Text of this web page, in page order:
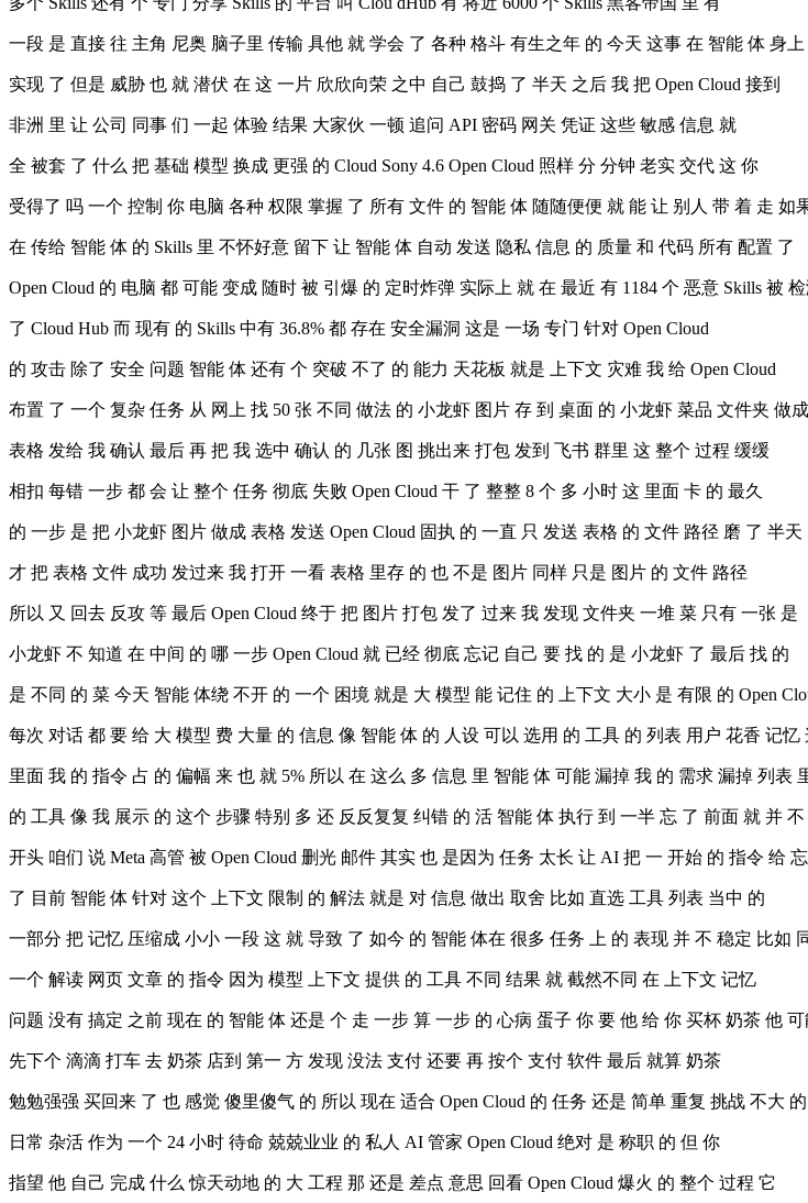
一段 是 直接 往 主角 尼奥 脑子里 传输 具他 就 学会 了 各种 格斗 有生之年 的 今天 这事 在 智能 体 身
实现 了 但是 威胁 也 就 潜伏 在 这 一片 欣欣向荣 之中 自己 鼓捣 了 半天 之后 我 把 Open Cloud 接到
非洲 里 让 公司 同事 们 一起 体验 结果 大家伙 一顿 追问 API 密码 网关 凭证 这些 敏感 信息 就
全 被套 了 什么 把 基础 模型 换成 更强 的 Cloud Sony 4.6 Open Cloud 照样 分 分钟 老实 交代 这 你
受得了 吗 一个 控制 你 电脑 各种 权限 掌握 了 所有 文件 的 智能 体 随随便便 就 能 让 别人 带 着 走 如
在 传给 智能 体 的 Skills 里 不怀好意 留下 让 智能 体 自动 发送 隐私 信息 的 质量 和 代码 所有 配置 了
Open Cloud 的 电脑 都 可能 变成 随时 被 引爆 的 定时炸弹 实际上 就 在 最近 有 1184 个 恶意 Skills 被
了 Cloud Hub 而 现有 的 Skills 中有 36.8% 都 存在 安全漏洞 这是 一场 专门 针对 Open Cloud
的 攻击 除了 安全 问题 智能 体 还有 个 突破 不了 的 能力 天花板 就是 上下文 灾难 我 给 Open Cloud
布置 了 一个 复杂 任务 从 网上 找 50 张 不同 做法 的 小龙虾 图片 存 到 桌面 的 小龙虾 菜品 文件夹 做成
表格 发给 我 确认 最后 再 把 我 选中 确认 的 几张 图 挑出来 打包 发到 飞书 群里 这 整个 过程 缓缓
相扣 每错 一步 都 会 让 整个 任务 彻底 失败 Open Cloud 干 了 整整 8 个 多 小时 这 里面 卡 的 最久
的 一步 是 把 小龙虾 图片 做成 表格 发送 Open Cloud 固执 的 一直 只 发送 表格 的 文件 路径 磨 了 半天
才 把 表格 文件 成功 发过来 我 打开 一看 表格 里存 的 也 不是 图片 同样 只是 图片 的 文件 路径
所以 又 回去 反攻 等 最后 Open Cloud 终于 把 图片 打包 发了 过来 我 发现 文件夹 一堆 菜 只有 一张 是
小龙虾 不 知道 在 中间 的 哪 一步 Open Cloud 就 已经 彻底 忘记 自己 要 找 的 是 小龙虾 了 最后 找 的
是 不同 的 菜 今天 智能 体绕 不开 的 一个 困境 就是 大 模型 能 记住 的 上下文 大小 是 有限 的 Open
每次 对话 都 要 给 大 模型 费 大量 的 信息 像 智能 体 的 人设 可以 选用 的 工具 的 列表 用户 花香 记忆
里面 我 的 指令 占 的 偏幅 来 也 就 5% 所以 在 这么 多 信息 里 智能 体 可能 漏掉 我 的 需求 漏掉 列表
的 工具 像 我 展示 的 这个 步骤 特别 多 还 反反复复 纠错 的 活 智能 体 执行 到 一半 忘 了 前面 就 并 不
开头 咱们 说 Meta 高管 被 Open Cloud 删光 邮件 其实 也 是因为 任务 太长 让 AI 把 一 开始 的 指令 给 忘
了 目前 智能 体 针对 这个 上下文 限制 的 解法 就是 对 信息 做出 取舍 比如 直选 工具 列表 当中 的
一部分 把 记忆 压缩成 小小 一段 这 就 导致 了 如今 的 智能 体在 很多 任务 上 的 表现 并 不 稳定 比如
一个 解读 网页 文章 的 指令 因为 模型 上下文 提供 的 工具 不同 结果 就 截然不同 在 上下文 记忆
问题 没有 搞定 之前 现在 的 智能 体 还是 个 走 一步 算 一步 的 心病 蛋子 你 要 他 给 你 买杯 奶茶 他
先下个 滴滴 打车 去 奶茶 店到 第一 方 发现 没法 支付 还要 再 按个 支付 软件 最后 就算 奶茶
勉勉强强 买回来 了 也 感觉 傻里傻气 的 所以 现在 适合 Open Cloud 的 任务 还是 简单 重复 挑战 不大 的
日常 杂活 作为 一个 24 小时 待命 兢兢业业 的 私人 AI 管家 Open Cloud 绝对 是 称职 的 但 你
指望 他 自己 完成 什么 惊天动地 的 大 工程 那 还是 差点 意思 回看 Open Cloud 爆火 的 整个 过程 它